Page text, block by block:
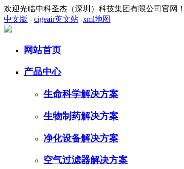
欢迎光临中科圣杰（深圳）科技集团有限公司官网
中文版 - cigeair英文站 -xml地图
网站首页
产品中心
生命科学解决方案
生物制药解决方案
净化设备解决方案
空气过滤器解决方案